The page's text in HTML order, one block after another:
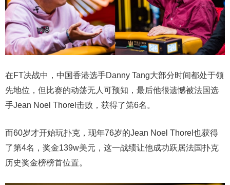
在FT决战中，中国香港选手Danny Tang大部分时间都处于领
先地位，但比赛的动荡无人可预知，最后他很遗憾被法国选
手Jean Noel Thorel击败，获得了第6名。
而60岁才开始玩扑克，现年76岁的Jean Noel Thorel也获得
了第4名，奖金139w美元，这一战绩让他成功跃居法国扑克
历史奖金榜榜首位置。